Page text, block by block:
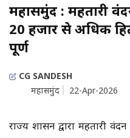
महासमुंद : महतारी
20 हजार से अधिक
पूर्ण
CG SANDESH
महासमुंद
22-Apr-2026
राज्य शासन द्वारा महतारी